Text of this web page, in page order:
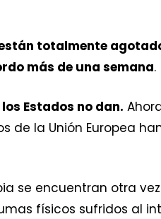
totalmente
más de una semana.
Estados no dan.
de la Unión Europea
se encuentran otra
físicos sufridos al